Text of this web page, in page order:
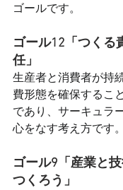
ゴールです。
ゴール12「つくる
任」
生産者と消費者が持
費形態を確保するこ
であり、サーキュラ
心をなす考え方です。
ゴール9「産業と
つくろう」